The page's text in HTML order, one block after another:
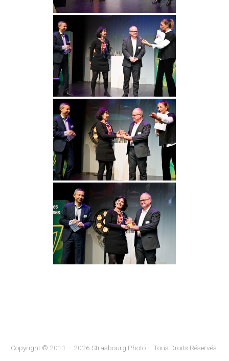
Copyright © 2011 – 2026 Strasbourg Photo – Tous Droits Réservés.